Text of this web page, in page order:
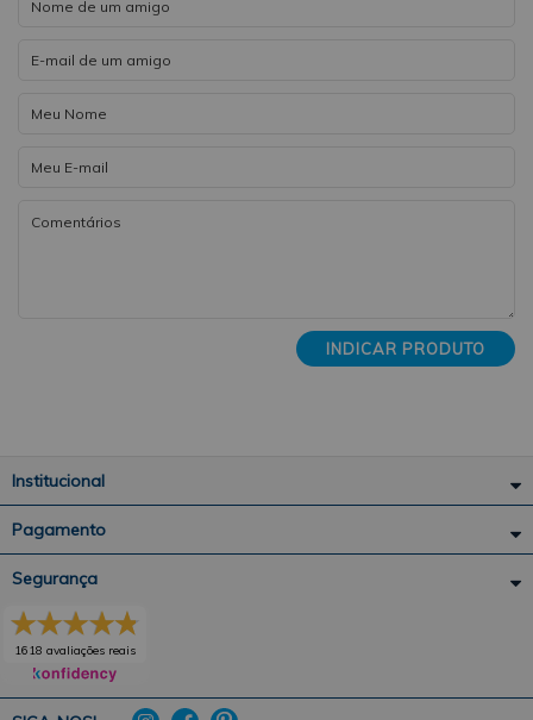
INDICAR PRODUTO
Institucional
Pagamento
Segurança
1618 avaliações reais